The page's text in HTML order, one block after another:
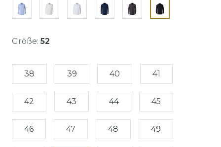
Größe: 52
38 39 40 41
42 43 44 45
46 47 48 49